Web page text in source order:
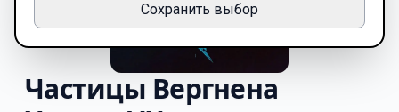
Частицы Вергнена
Сохранить выбор